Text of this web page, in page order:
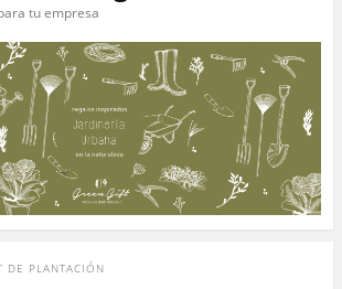
tu empresa
DE PLANTACIÓN